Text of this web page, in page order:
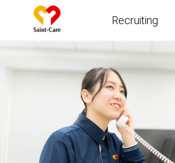
Recruiting